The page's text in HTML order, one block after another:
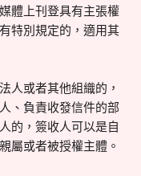
體上刊登具有主張權
特別規定的，適用其
人或者其他組織的，
、負責收發信件的部
的，簽收人可以是自
屬或者被授權主體。